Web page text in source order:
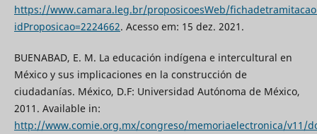
https://www.camara.leg.br/proposicoesWeb/
idProposicao=2224662. Acesso em: 15 dez. 2021.
BUENABAD, E. M. La educación indígena e intercultural en
México y sus implicaciones en la construcción de
ciudadanías. México, D.F: Universidad Autónoma de México,
2011. Available in:
http://www.comie.org.mx/congreso/memoriaelectronica/v11/